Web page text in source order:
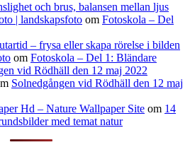
och brus, balansen mellan ljus
| landskapsfoto om Fotoskola – Del
– frysa eller skapa rörelse i bilden
om Fotoskola – Del 1: Bländare
vid Rödhäll den 12 maj 2022
Solnedgången vid Rödhäll den 12 maj
Hd – Nature Wallpaper Site om 14
med temat natur